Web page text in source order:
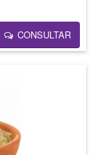
CONSULTAR